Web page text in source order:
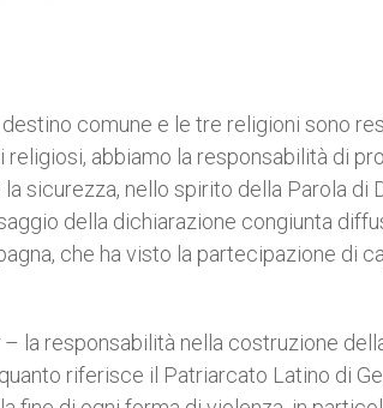
comune e le tre religioni sono
religiosi, abbiamo la responsabilità di
sicurezza, nello spirito della Parola di
della dichiarazione congiunta
che ha visto la partecipazione di
– la responsabilità nella costruzione
riferisce il Patriarcato Latino di